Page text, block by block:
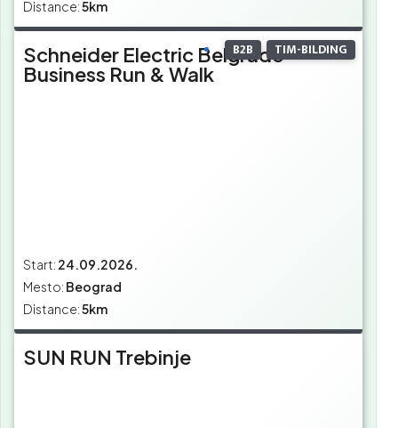
Distance:5km
B2B TIM-BILDING
Schneider Electric Belgrade
Business Run & Walk
Start: 24.09.2026.
Mesto: Beograd
Distance:5km
SUN RUN Trebinje